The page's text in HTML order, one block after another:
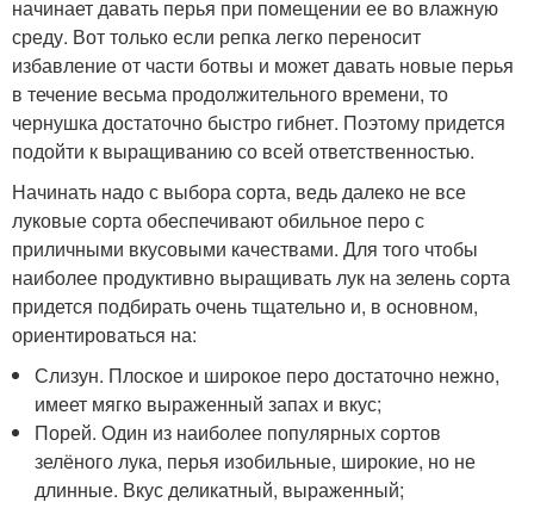
начинает давать перья при помещении ее во влажную
среду. Вот только если репка легко переносит
избавление от части ботвы и может давать новые перья
в течение весьма продолжительного времени, то
чернушка достаточно быстро гибнет. Поэтому придется
подойти к выращиванию со всей ответственностью.
Начинать надо с выбора сорта, ведь далеко не все
луковые сорта обеспечивают обильное перо с
приличными вкусовыми качествами. Для того чтобы
наиболее продуктивно выращивать лук на зелень сорта
придется подбирать очень тщательно и, в основном,
ориентироваться на:
Слизун. Плоское и широкое перо достаточно нежно,
имеет мягко выраженный запах и вкус;
Порей. Один из наиболее популярных сортов
зелёного лука, перья изобильные, широкие, но не
длинные. Вкус деликатный, выраженный;